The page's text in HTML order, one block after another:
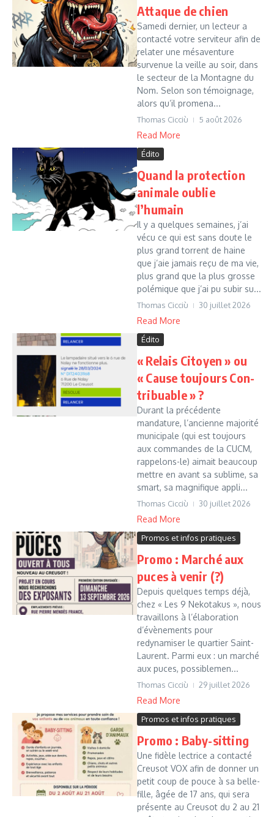
Attaque de chien
Samedi dernier, un lecteur a
contacté votre serviteur afin de
relater une mésaventure
survenue la veille au soir, dans
le secteur de la Montagne du
Nom. Selon son témoignage,
alors qu’il promena...
Thomas Cicciù 5 août 2026
Read More
Édito
Quand la protection
animale oublie
l’humain
Il y a quelques semaines, j’ai
vécu ce qui est sans doute le
plus grand torrent de haine
que j’aie jamais reçu de ma vie,
plus grand que la plus grosse
polémique que j’ai pu subir su...
Thomas Cicciù 30 juillet 2026
Read More
Édito
« Relais Citoyen » ou
« Cause toujours Con-
tribuable » ?
Durant la précédente
mandature, l’ancienne majorité
municipale (qui est toujours
aux commandes de la CUCM,
rappelons-le) aimait beaucoup
mettre en avant sa sublime, sa
smart, sa magnifique appli...
Thomas Cicciù 30 juillet 2026
Read More
Promos et infos pratiques
Promo : Marché aux
puces à venir (?)
Depuis quelques temps déjà,
chez « Les 9 Nekotakus », nous
travaillons à l’élaboration
d’évènements pour
redynamiser le quartier Saint-
Laurent. Parmi eux : un marché
aux puces, possiblemen...
Thomas Cicciù 29 juillet 2026
Read More
Promos et infos pratiques
Promo : Baby-sitting
Une fidèle lectrice a contacté
Creusot VOX afin de donner un
petit coup de pouce à sa belle-
fille, âgée de 17 ans, qui sera
présente au Creusot du 2 au 21